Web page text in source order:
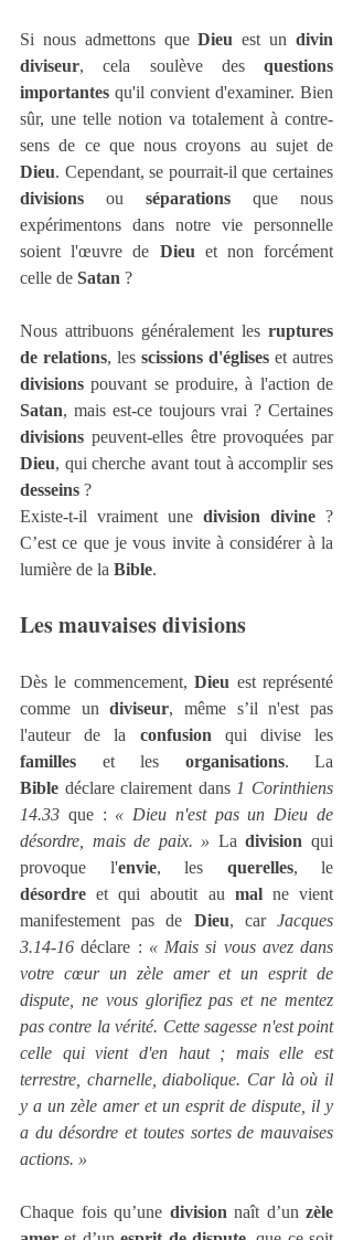
Si nous admettons que Dieu est un divin
diviseur, cela soulève des questions
importantes qu'il convient d'examiner. Bien
sûr, une telle notion va totalement à contre-
Dieu
divisions ou séparations que nous
expérimentons dans notre vie personnelle
soient l'œuvre de Dieu et non forcément
celle de Satan ?
Nous attribuons généralement les ruptures
de relations, les scissions d'églises
divisions
Satan
divisions
peuvent-elles être provoquées par
Dieu
desseins ?
Existe-t-il vraiment une division divine ?
C’est ce que je vous invite à considérer à la
lumière de la Bible.
Les mauvaises divisions
Dès le commencement, Dieu est représenté
comme un diviseur, même s’il n'est pas
l'auteur de la confusion
familles et les organisations
Bible déclare clairement dans 1 Corinthiens
14.33 que : « Dieu n'est pas un Dieu de
désordre, mais de paix. » La division qui
provoque l'envie, les querelles
désordre et qui aboutit au mal ne vient
manifestement pas de Dieu, car Jacques
3.14-16 déclare : « Mais si vous avez dans
votre cœur un zèle amer et un esprit de
dispute, ne vous glorifiez pas et ne mentez
pas contre la vérité. Cette sagesse n'est point
celle qui vient d'en haut ; mais elle est
terrestre, charnelle, diabolique. Car là où il
y a un zèle amer et un esprit de dispute, il y
a du désordre et toutes sortes de mauvaises
actions. »
Chaque fois qu’une division naît d’un zèle